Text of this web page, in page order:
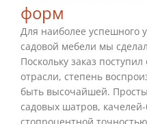
форм
Для наиболее успешного
садовой мебели мы
Поскольку заказ
отрасли, степень
быть высочайшей.
садовых шатров,